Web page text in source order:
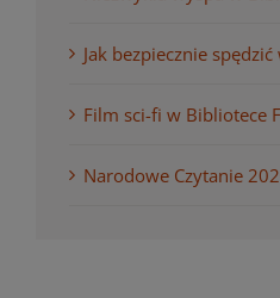
Jak bezpiecznie spędzić
Film sci-fi w Bibliotece
Narodowe Czytanie